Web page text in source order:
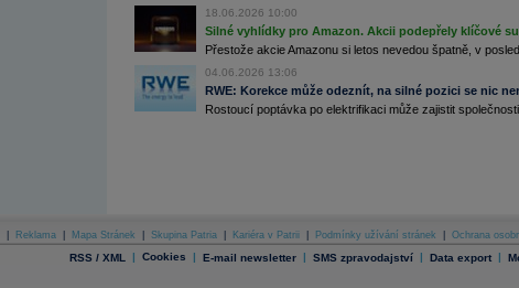
18.06.2026 10:00
Silné vyhlídky pro Amazon. Akcii podepřely klíčové
Přestože akcie Amazonu si letos nevedou špatně, v
04.06.2026 13:06
RWE: Korekce může odeznít, na silné pozici se nic
Rostoucí poptávka po elektrifikaci může zajistit společnosti
Reklama Mapa Stránek Skupina Patria Kariéra v Patrii Podmínky užívání stránek Ochrana
RSS / XML | Cookies | E-mail newsletter | SMS zpravodajství | Data export |